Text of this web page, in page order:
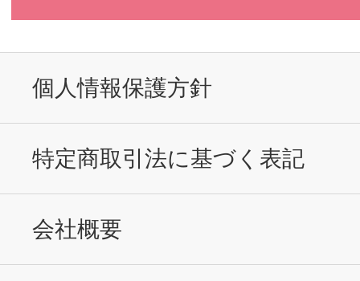
個人情報保護方針
特定商取引法に基づく表記
会社概要